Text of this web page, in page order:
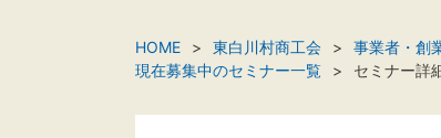
HOME 東白川村商工会 事業者・創
現在募集中のセミナー一覧
セミナー詳